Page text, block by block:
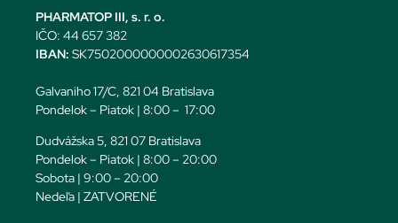
PHARMATOP III, s. r. o.
IČO: 44 657 382
IBAN: SK7502000000002630617354
Galvaniho 17/C, 821 04 Bratislava
Pondelok – Piatok | 8:00 – 17:00
Dudvážska 5, 821 07 Bratislava
Pondelok – Piatok | 8:00 – 20:00
Sobota | 9:00 – 20:00
Nedeľa | ZATVORENÉ